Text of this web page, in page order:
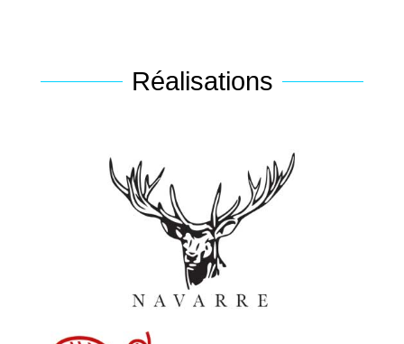
Réalisations